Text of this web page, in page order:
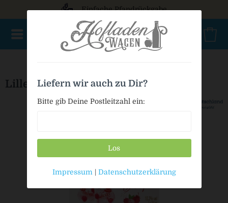
Einfache Pfandrückgabe
Lillet Berry - ready to drink
Liefern wir auch zu Dir?
Bitte gib Deine Postleitzahl ein:
Los
Impressum | Datenschutzerklärung